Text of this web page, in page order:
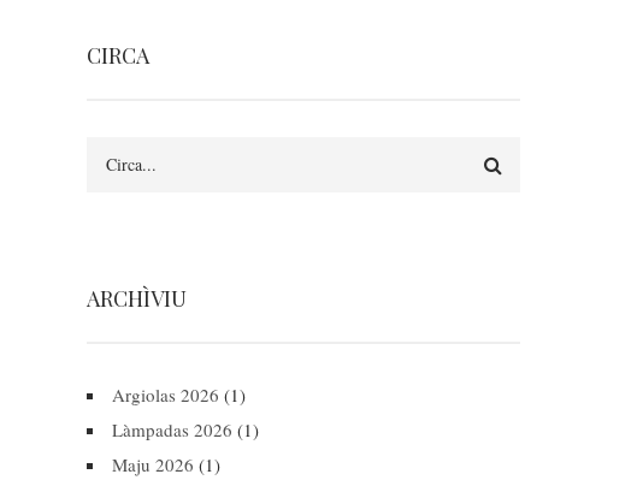
CIRCA
ARCHÌVIU
Argiolas 2026 (1)
Làmpadas 2026 (1)
Maju 2026 (1)